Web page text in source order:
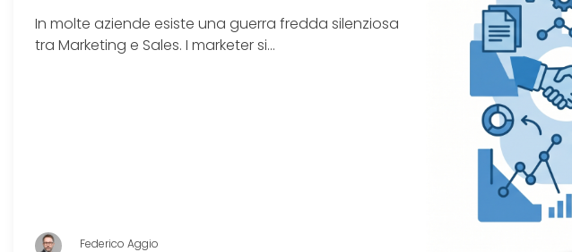
In molte aziende esiste una guerra fredda silenziosa
tra Marketing e Sales. I marketer si…
Federico Aggio